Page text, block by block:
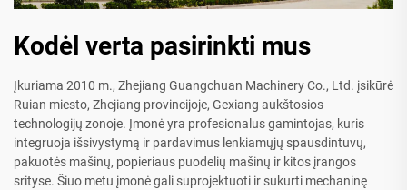
Kodėl verta pasirinkti mus
Įkuriama 2010 m., Zhejiang Guangchuan Machinery Co., Ltd. įsikūrė
Ruian miesto, Zhejiang provincijoje, Gexiang aukštosios
technologijų zonoje. Įmonė yra profesionalus gamintojas, kuris
integruoja išsivystymą ir pardavimus lenkiamųjų spausdintuvų,
pakuotės mašinų, popieriaus puodelių mašinų ir kitos įrangos
srityse. Šiuo metu įmonė gali suprojektuoti ir sukurti mechaninę